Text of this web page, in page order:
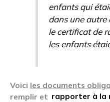
enfants qui
dans une autre
le certificat de
les enfants
Voici les documents
remplir et rapporter à la